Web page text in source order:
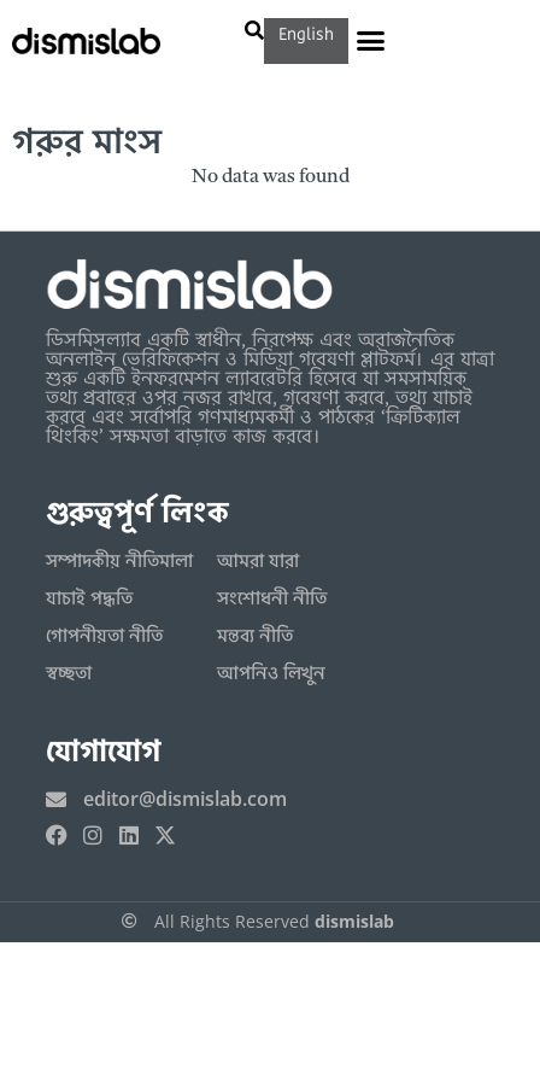
English
গরুর মাংস
No data was found
ডিসমিসল্যাব একটি স্বাধীন, নিরপেক্ষ এবং অরাজনৈতিক
অনলাইন ভেরিফিকেশন ও মিডিয়া গবেষণা প্লাটফর্ম। এর যাত্রা
শুরু একটি ইনফরমেশন ল্যাবরেটরি হিসেবে যা সমসাময়িক
তথ্য প্রবাহের ওপর নজর রাখবে, গবেষণা করবে, তথ্য যাচাই
করবে এবং সর্বোপরি গণমাধ্যমকর্মী ও পাঠকের ‘ক্রিটিক্যাল
থিংকিং’ সক্ষমতা বাড়াতে কাজ করবে।
গুরুত্বপূর্ণ লিংক
সম্পাদকীয় নীতিমালা
যাচাই পদ্ধতি
গোপনীয়তা নীতি
স্বচ্ছতা
আমরা যারা
সংশোধনী নীতি
মন্তব্য নীতি
আপনিও লিখুন
যোগাযোগ
editor@dismislab.com
All Rights Reserved dismislab